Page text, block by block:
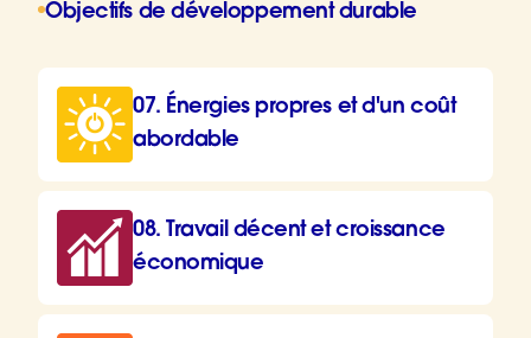
Objectifs de développement durable
07. Énergies propres et d'un coût
abordable
08. Travail décent et croissance
économique